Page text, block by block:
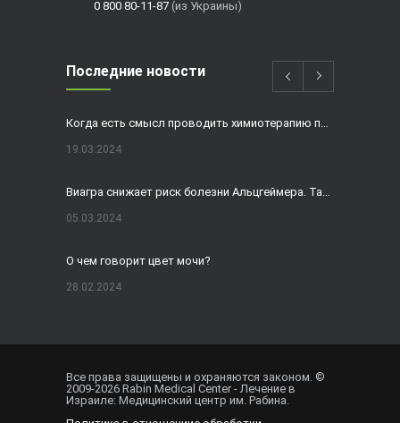
0 800 80-11-87 (из Украины)
Последние новости
19.03.2024
05.03.2024
О чем говорит цвет мочи?
28.02.2024
Все права защищены и охраняются законом. ©
2009-2026 Rabin Medical Center - Лечение в
Израиле: Медицинский центр им. Рабина.